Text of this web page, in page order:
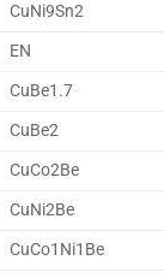
CuNi9Sn2
EN
CuBe1.7
CuBe2
CuCo2Be
CuNi2Be
CuCo1Ni1Be